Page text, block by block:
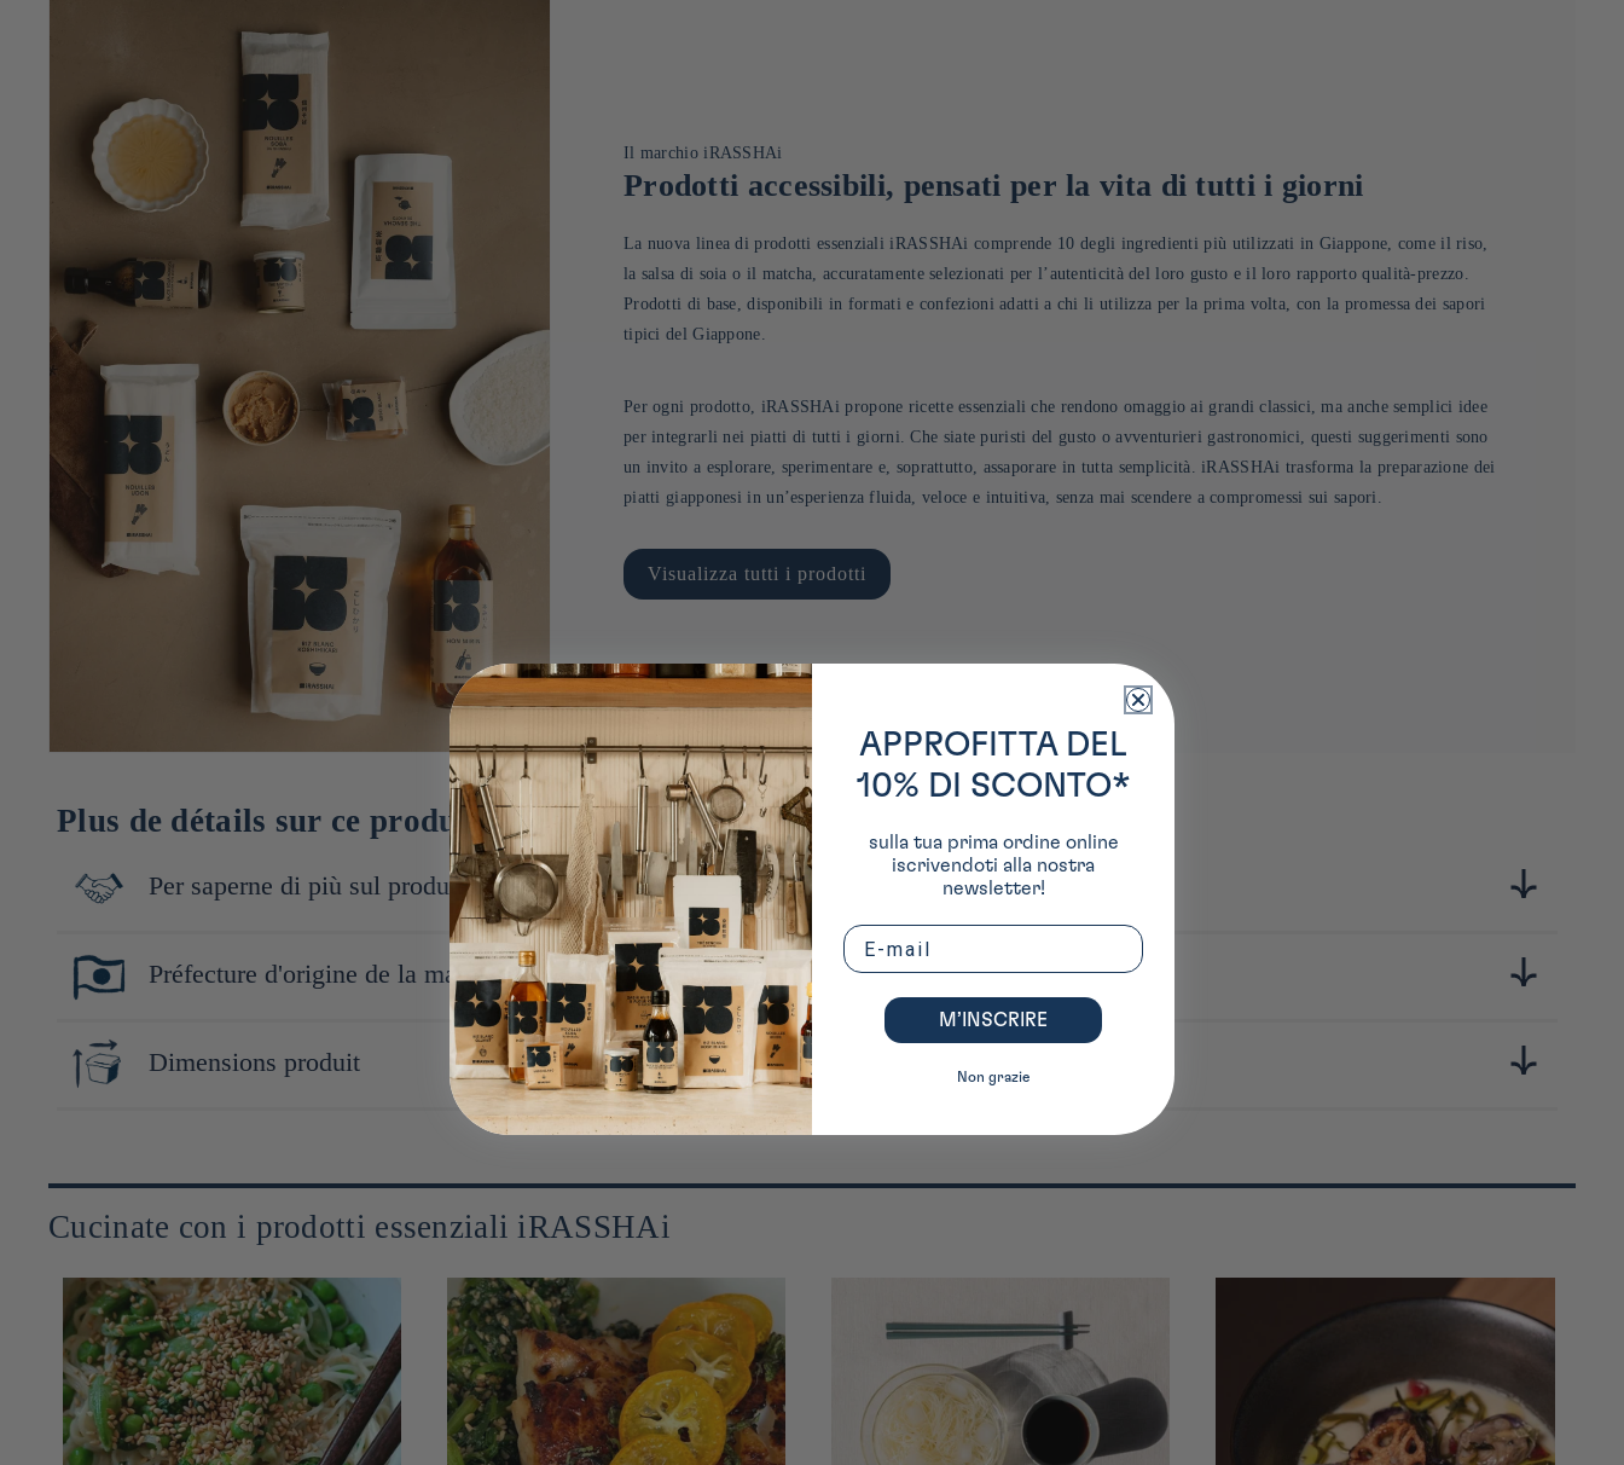
Il marchio iRASSHAi
Prodotti accessibili, pensati per la vita di tutti i giorni
La nuova linea di prodotti essenziali iRASSHAi comprende 10 degli ingredienti più utilizzati in Giappone, come il riso,
la salsa di soia o il matcha, accuratamente selezionati per l’autenticità del loro gusto e il loro rapporto qualità-prezzo.
Prodotti di base, disponibili in formati e confezioni adatti a chi li utilizza per la prima volta, con la promessa dei sapori
tipici del Giappone.
Per ogni prodotto, iRASSHAi propone ricette essenziali che rendono omaggio ai grandi classici, ma anche semplici idee
per integrarli nei piatti di tutti i giorni. Che siate puristi del gusto o avventurieri gastronomici, questi suggerimenti sono
un invito a esplorare, sperimentare e, soprattutto, assaporare in tutta semplicità. iRASSHAi trasforma la preparazione dei
piatti giapponesi in un’esperienza fluida, veloce e intuitiva, senza mai scendere a compromessi sui sapori.
Visualizza tutti i prodotti
Plus de détails sur ce produit
Per saperne di più sul produttore
Une collection inédite qui rend accessible la gastronomie nippone : iRASSHAi s’invite dans les cuisines françaises avec sa première gamme de produits japonais, soigneusement sourcés et terriblement
gourmands. Cette première gamme signature comprend une sélection d’une dizaine de produits incontournables de la cuisine japonaise. Sauce soja, riz, dashi, miso… 10 essentiels pour explorer les
saveurs du Japon, ou simplement ajouter une touche nippone à ses plats du quotidien, à travers des produits choisis pour leur composition simple, leur qualité et leur goût authentique.
Préfecture d'origine de la marque
Toyama
Dimensions produit
Cucinate con i prodotti essenziali iRASSHAi
APPROFITTA DEL
10% DI SCONTO*
sulla tua prima ordine online
iscrivendoti alla nostra
newsletter!
Email
M’INSCRIRE
Non grazie